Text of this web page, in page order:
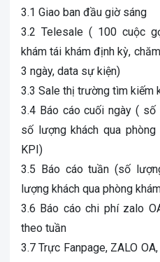
3.1 Giao ban đầu giờ sáng
3.2 Telesale ( 100 cuộc
khám tái khám định kỳ,
3 ngày, data sự kiện)
3.3 Sale thị trường tìm kiếm
3.4 Báo cáo cuối ngày (
số lượng khách qua phòng
KPI)
3.5 Báo cáo tuần (số
lượng khách qua phòng
3.6 Báo cáo chi phí zalo
theo tuần
3.7 Trực Fanpage, ZALO